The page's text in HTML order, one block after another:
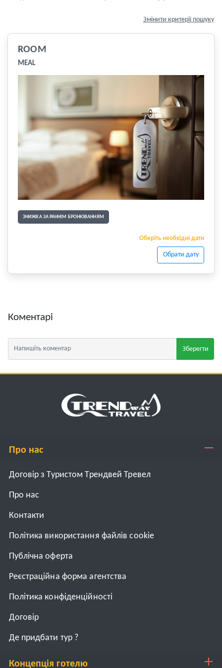
Змінити критерії пошуку
ROOM
MEAL
ЗНИЖКА ЗА РАННІМ БРОНЮВАННЯМ
Оберіть необхідні дати
Обрати дату
Коментарі
Зберегти
Про нас
Договір з Туристом Трендвей Тревел
Про нас
Контакти
Політика використання файлів cookie
Публічна оферта
Реєстраційна форма агентства
Політика конфіденційності
Договiр
Де придбати тур ?
Концепція готелю